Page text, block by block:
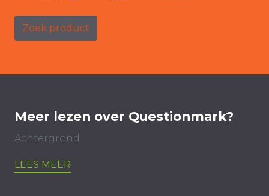
Zoek product
Meer lezen over Questionmark?
Achtergrond
LEES MEER